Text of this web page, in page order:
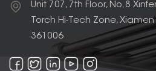
Unit 707, 7th Floor, No.8
Torch Hi-Tech Zone,
361006